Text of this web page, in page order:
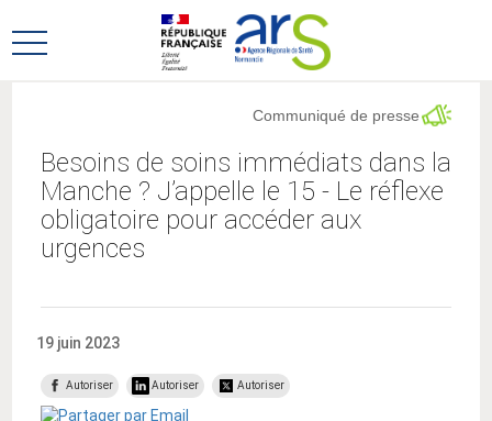
au
menu
au
contenu
Ouvrir
Besoins de soins immédiats dans la
Manche ? J’appelle le 15 - Le réflexe
obligatoire pour accéder aux
urgences
Communiqué de presse
19 juin 2023
Autoriser Autoriser Autoriser